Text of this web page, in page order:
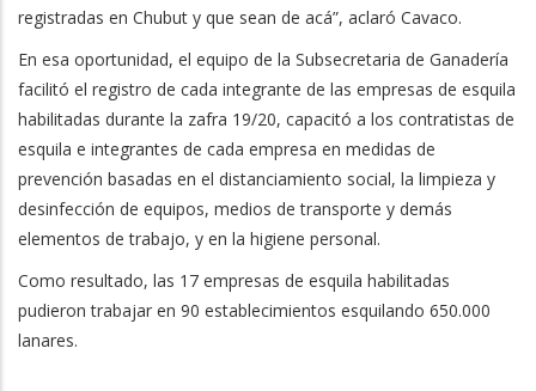
registradas en Chubut y que sean de acá”, aclaró Cavaco.
En esa oportunidad, el equipo de la Subsecretaria de Ganadería
facilitó el registro de cada integrante de las empresas de esquila
habilitadas durante la zafra 19/20, capacitó a los contratistas de
esquila e integrantes de cada empresa en medidas de
prevención basadas en el distanciamiento social, la limpieza y
desinfección de equipos, medios de transporte y demás
elementos de trabajo, y en la higiene personal.
Como resultado, las 17 empresas de esquila habilitadas
pudieron trabajar en 90 establecimientos esquilando 650.000
lanares.